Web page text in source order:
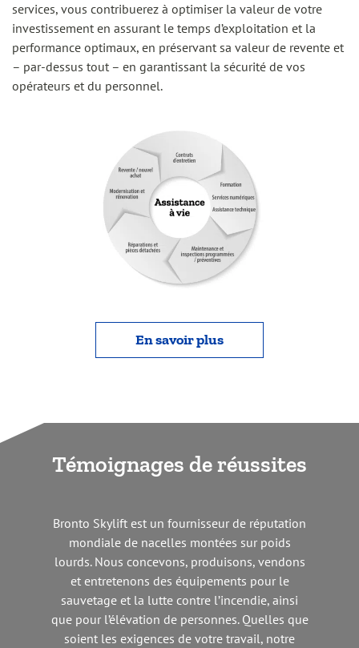
services, vous contribuerez à optimiser la valeur de votre
investissement en assurant le temps d’exploitation et la
performance optimaux, en préservant sa valeur de revente et
– par-dessus tout – en garantissant la sécurité de vos
opérateurs et du personnel.
En savoir plus
Témoignages de réussites
Bronto Skylift est un fournisseur de réputation
mondiale de nacelles montées sur poids
lourds. Nous concevons, produisons, vendons
et entretenons des équipements pour le
sauvetage et la lutte contre l’incendie, ainsi
que pour l’élévation de personnes. Quelles que
soient les exigences de votre travail, notre